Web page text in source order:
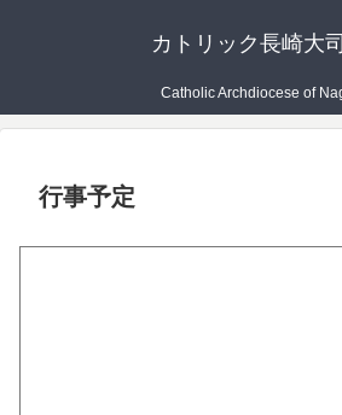
カトリック長崎大
Catholic Archdiocese of
行事予定